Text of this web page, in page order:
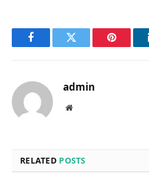
FacebookTwitter Pinterest
admin
Website
RELATED POSTS